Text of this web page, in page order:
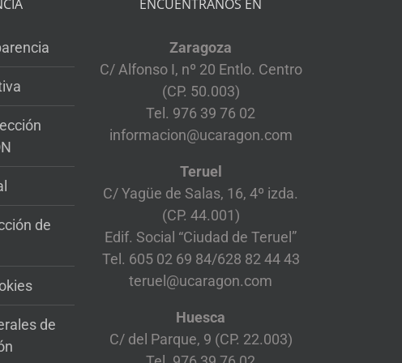
de
de
ENCUENTRANOS EN
Zaragoza
C/ Alfonso I, nº 20 Entlo. Centro
(CP. 50.003)
Tel. 976 39 76 02
informacion@ucaragon.com
Teruel
C/ Yagüe de Salas, 16, 4º izda.
(CP. 44.001)
Edif. Social “Ciudad de Teruel”
Tel. 605 02 69 84/628 82 44 43
teruel@ucaragon.com
Huesca
C/ del Parque, 9 (CP. 22.003)